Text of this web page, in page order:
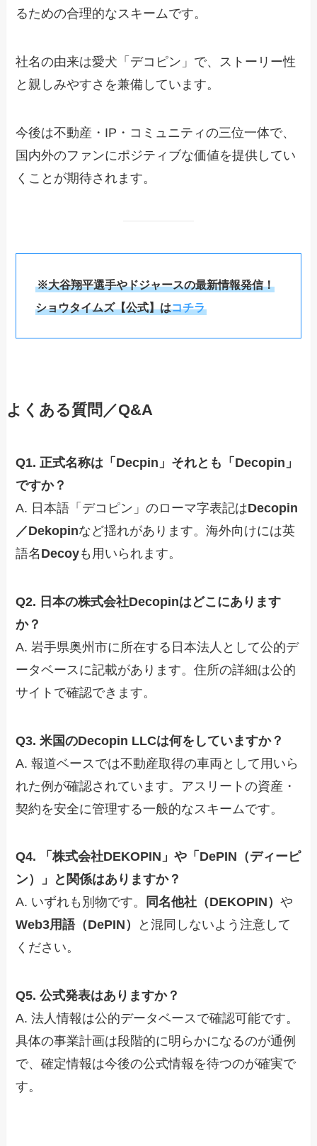
るための合理的なスキームです。
社名の由来は愛犬「デコピン」で、ストーリー性
と親しみやすさを兼備しています。
今後は不動産・IP・コミュニティの三位一体で、
国内外のファンにポジティブな価値を提供してい
くことが期待されます。
※大谷翔平選手やドジャースの最新情報発信！
ショウタイムズ【公式】はコチラ
よくある質問／Q&A
Q1. 正式名称は「Decpin」それとも「Decopin」
ですか？
A. 日本語「デコピン」のローマ字表記はDecopin
／Dekopinなど揺れがあります。海外向けには英
語名 Decoyも用いられます。
Q2. 日本の株式会社Decopinはどこにあります
か？
A. 岩手県奥州市に所在する日本法人として公的デ
ータベースに記載があります。住所の詳細は公的
サイトで確認できます。
Q3. 米国のDecopin LLCは何をしていますか？
A. 報道ベースでは不動産取得の車両として用いら
れた例が確認されています。アスリートの資産・
契約を安全に管理する一般的なスキームです。
Q4. 「株式会社DEKOPIN」や「DePIN（ディーピ
ン）」と関係はありますか？
A. いずれも別物です。
同名他社（DEKOPIN）や
Web3用語（DePIN）
と混同しないよう注意して
ください。
Q5. 公式発表はありますか？
A. 法人情報は公的データベースで確認可能です。
具体の事業計画は段階的に明らかになるのが通例
で、確定情報は今後の公式情報を待つのが確実で
す。